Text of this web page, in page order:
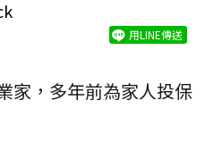
用LINE傳送
家，多年前為家人投保